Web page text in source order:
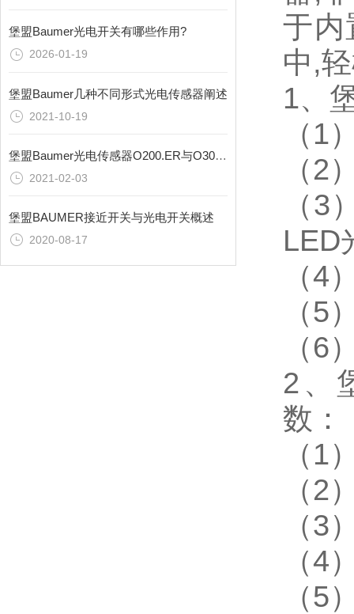
堡盟Baumer光电开关有哪些作用?
2026-01-19
堡盟Baumer几种不同形式光电传感器阐述
2021-10-19
堡盟Baumer光电传感器O200.ER与O300.RL系列介绍
2021-02-03
堡盟BAUMER接近开关与光电开关概述
2020-08-17
于内
中,
1、
（1
（2
（3
LED
（4
（5
（6
2、
数：
（1
（2
（3
（4
（5